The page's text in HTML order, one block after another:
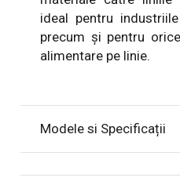
ideal pentru
precum și pentru
alimentare pe linie.
Modele si Specificații